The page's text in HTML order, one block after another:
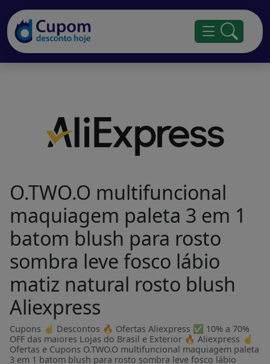
O.TWO.O multifuncional
maquiagem paleta 3 em 1
batom blush para rosto
sombra leve fosco lábio
matiz natural rosto blush
Aliexpress
Cupons ☝ Descontos 🔥 Ofertas Aliexpress ✅ 10% a 70%
OFF das maiores Lojas do Brasil e Exterior 🔥 Aliexpress ☝
Ofertas e Cupons O.TWO.O multifuncional maquiagem paleta
3 em 1 batom blush para rosto sombra leve fosco lábio